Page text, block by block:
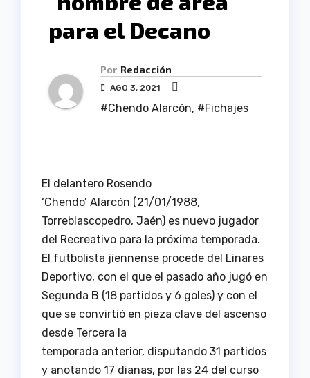
para el Decano
Por Redacción
AGO 3, 2021
#Chendo Alarcón, #Fichajes
El delantero Rosendo
‘Chendo’ Alarcón (21/01/1988,
Torreblascopedro, Jaén) es nuevo jugador
del Recreativo para la próxima temporada.
El futbolista jiennense procede del Linares
Deportivo, con el que el pasado año jugó en
Segunda B (18 partidos y 6 goles) y con el
que se convirtió en pieza clave del ascenso
desde Tercera la
temporada anterior, disputando 31 partidos
y anotando 17 dianas, por las 24 del curso